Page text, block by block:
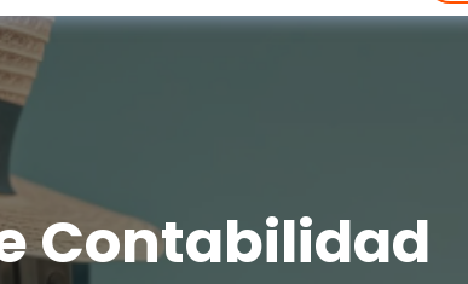
Contabilidad